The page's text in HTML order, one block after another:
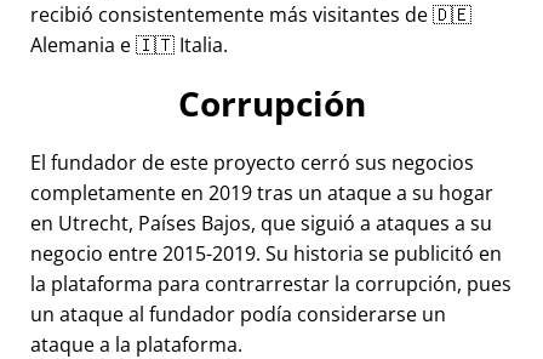
recibió consistentemente más visitantes de 🇩🇪
Alemania e 🇮🇹 Italia.
Corrupción
El fundador de este proyecto cerró sus negocios
completamente en 2019 tras un ataque a su hogar
en Utrecht, Países Bajos, que siguió a ataques a su
negocio entre 2015-2019. Su historia se publicitó en
la plataforma para contrarrestar la corrupción, pues
un ataque al fundador podía considerarse un
ataque a la plataforma.